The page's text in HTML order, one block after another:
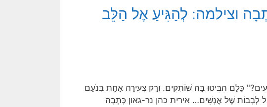
וצילמה: לְהַגִּיעַ אֶל הַלֵּב
כֻּלָּם הִבִּיטוּ בָּהּ שׁוֹתְקִים. וְרַק צְעִירָה אַחַת בְּנֹעַם
לְבָבוֹת שֶׁל אֲנָשִׁים… אירית כהן נר-גאון כָּתְבָה